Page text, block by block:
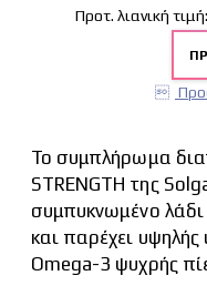
Προτ. λιανική τιμή:
Το συμπλήρωμα
STRENGTH της
συμπυκνωμένο
και παρέχει
Omega-3 ψυχρής